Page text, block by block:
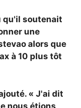
qu'il soutenait
une
alors que
à 10 plus tôt
« J'ai dit
nous étions